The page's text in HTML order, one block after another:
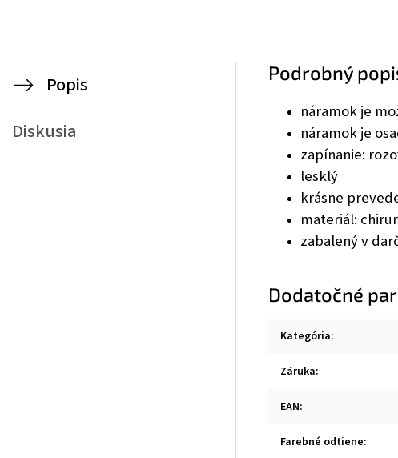
Popis
Diskusia
Podrobný
náramok je
náramok je
zapínanie:
lesklý
krásne
materiál:
zabalený v
Dodatočné
Kategória:
Záruka:
EAN:
Farebné odtiene: